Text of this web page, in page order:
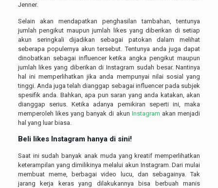
Jenner.
Selain akan mendapatkan penghasilan tambahan, tentunya
jumlah pengikut maupun jumlah likes yang diberikan di setiap
akun seringkali dijadikan sebagai patokan dalam melihat
seberapa populernya akun tersebut. Tentunya anda juga dapat
dinobatkan sebagai influencer ketika angka pengikut maupun
jumlah likes yang diberikan di Instagram sudah besar. Nantinya
hal ini memperlihatkan jika anda mempunyai nilai sosial yang
tinggi. Anda juga telah dianggap sebagai influencer pada subjek
spesifik anda. Bahkan, apa pun saran yang anda katakan, akan
dianggap serius. Ketika adanya pemikiran seperti ini, maka
memperoleh likes yang banyak di akun Instagram akan menjadi
hal yang luar biasa.
Beli likes Instagram hanya di sini!
Saat ini sudah banyak anak muda yang kreatif memperlihatkan
keterampilan yang dimilikinya melalui akun Instagram. Dari mulai
membuat meme, berbagai video lucu, dan sebagainya. Tak
jarang kerja keras yang dilakukannya bisa berbuah manis